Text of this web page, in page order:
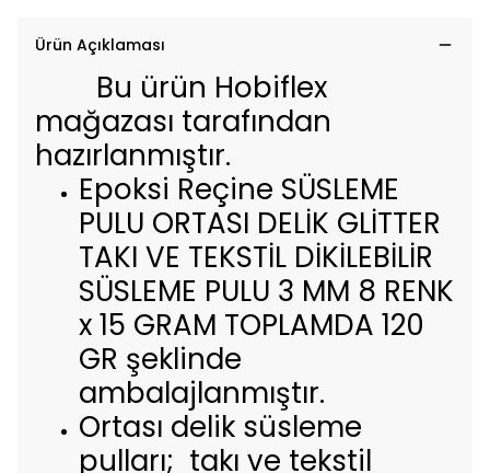
Ürün Açıklaması
Bu ürün Hobiflex
mağazası tarafından
hazırlanmıştır.
Epoksi Reçine SÜSLEME
PULU ORTASI DELİK GLİTTER
TAKI VE TEKSTİL DİKİLEBİLİR
SÜSLEME PULU 3 MM 8 RENK
x 15 GRAM TOPLAMDA 120
GR şeklinde
ambalajlanmıştır.
Ortası delik süsleme
pulları; takı ve tekstil